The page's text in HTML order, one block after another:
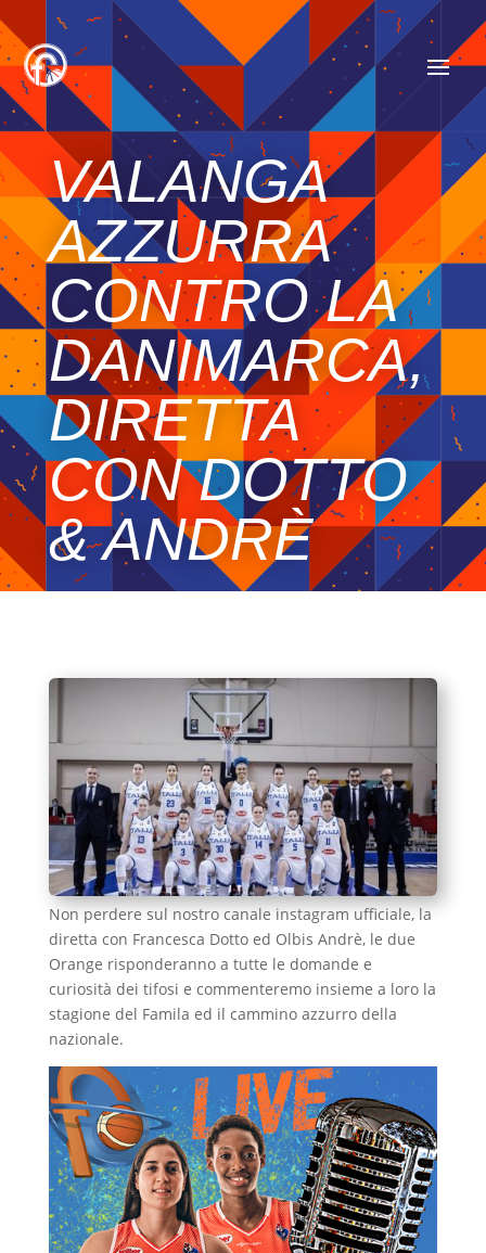
VALANGA
AZZURRA
CONTRO LA
DANIMARCA,
DIRETTA
CON DOTTO
& ANDRÈ
Non perdere sul nostro canale instagram ufficiale, la
diretta con Francesca Dotto ed Olbis Andrè, le due
Orange risponderanno a tutte le domande e
curiosità dei tifosi e commenteremo insieme a loro la
stagione del Famila ed il cammino azzurro della
nazionale.